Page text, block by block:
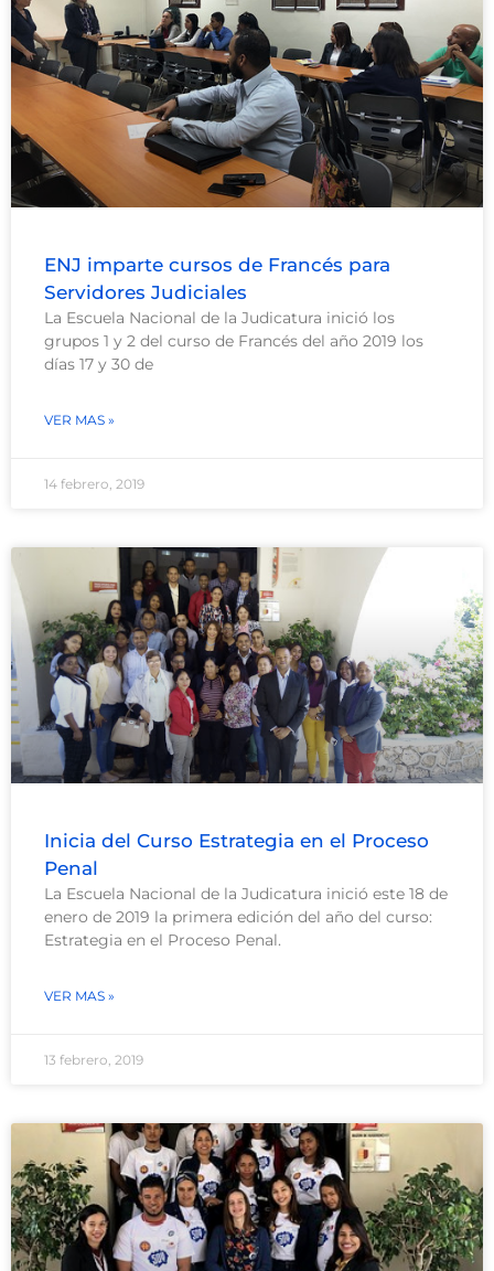
ENJ imparte cursos de Francés para
Servidores Judiciales
La Escuela Nacional de la Judicatura inició los
grupos 1 y 2 del curso de Francés del año 2019 los
días 17 y 30 de
VER MAS »
14 febrero, 2019
Inicia del Curso Estrategia en el Proceso
Penal
La Escuela Nacional de la Judicatura inició este 18 de
enero de 2019 la primera edición del año del curso:
Estrategia en el Proceso Penal.
VER MAS »
13 febrero, 2019